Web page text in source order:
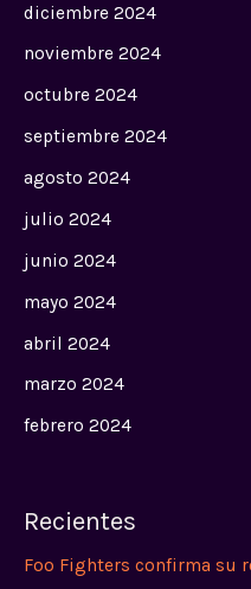
diciembre 2024
noviembre 2024
octubre 2024
septiembre 2024
agosto 2024
julio 2024
junio 2024
mayo 2024
abril 2024
marzo 2024
febrero 2024
Recientes
Foo Fighters confirma su